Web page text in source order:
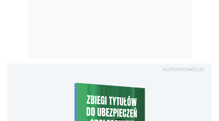
AUTOPROMOCJA